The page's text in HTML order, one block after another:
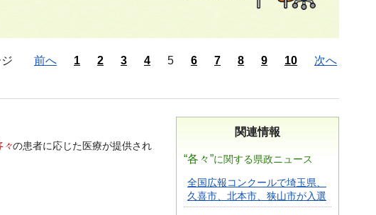
前へ 1 2 3 4 5 6 7 8 9 10 次へ
関連情報
“各々”に関する県政ニュース
全国広報コンクールで埼玉県、
久喜市、北本市、狭山市が入選
々の患者に応じた医療が提供され